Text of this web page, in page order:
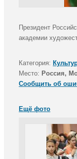
Президент
академии
Категория:
Место: Россия,
Сообщить об
Ещё фото